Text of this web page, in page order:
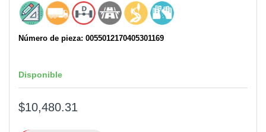
Número de pieza: 0055012170405301169
Disponible
$10,480.31